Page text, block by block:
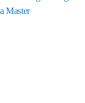
a Master